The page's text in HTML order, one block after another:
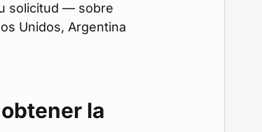
solicitud — sobre
Unidos, Argentina
la